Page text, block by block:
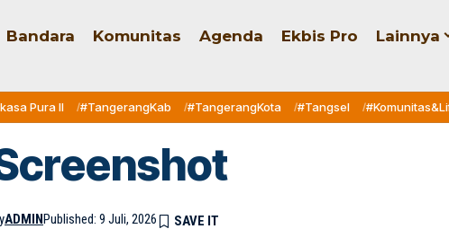
Bandara Komunitas Agenda Ekbis Pro Lainnya
Pura II #TangerangKab #TangerangKota #Tangsel
ADMINPublished: 9 Juli, 2026